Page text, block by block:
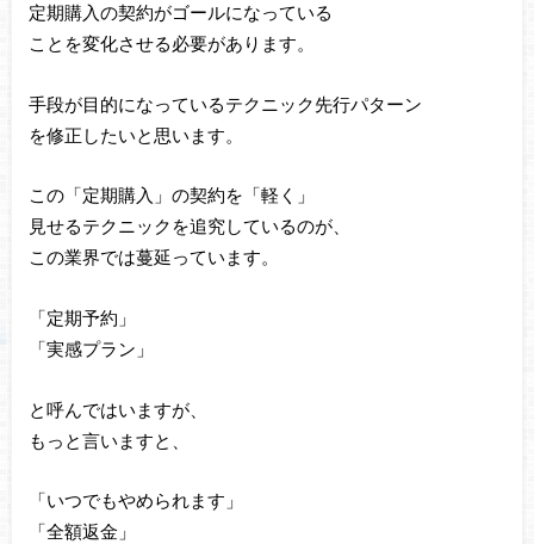
定期購入の契約がゴールになっている
ことを変化させる必要があります。
手段が目的になっているテクニック先行パターン
を修正したいと思います。
この「定期購入」の契約を「軽く」
見せるテクニックを追究しているのが、
この業界では蔓延っています。
「定期予約」
「実感プラン」
と呼んではいますが、
もっと言いますと、
「いつでもやめられます」
「全額返金」